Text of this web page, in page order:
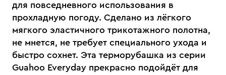
для повседневного использования в
прохладную погоду. Сделано из лёгкого
мягкого эластичного трикотажного полотна,
не мнется, не требует специального ухода и
быстро сохнет. Эта терморубашка из серии
Guahoo Everyday прекрасно подойдёт для